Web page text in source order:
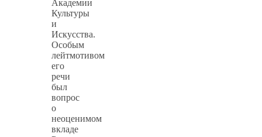
Академии
Культуры
и
Искусства.
Особым
лейтмотивом
его
речи
был
вопрос
о
неоценимом
вкладе